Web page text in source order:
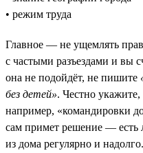
• режим труда
Главное — не ущемлять
с частыми разъездами и вы
она не подойдёт, не пишите
без детей». Честно укажите,
например, «командировки
сам примет решение — есть
из дома регулярно и надолго.